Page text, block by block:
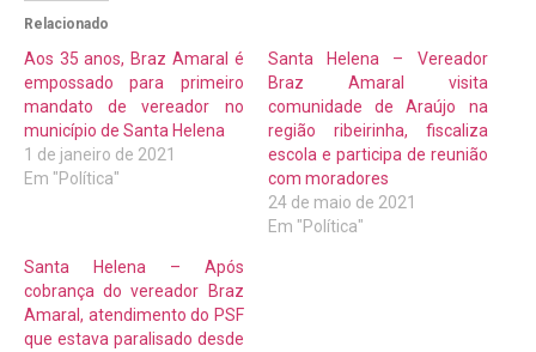
Relacionado
Aos 35 anos, Braz Amaral é
empossado para primeiro
mandato de vereador no
município de Santa Helena
1 de janeiro de 2021
Em "Política"
Santa Helena – Vereador
Braz Amaral visita
comunidade de Araújo na
região ribeirinha, fiscaliza
escola e participa de reunião
com moradores
24 de maio de 2021
Em "Política"
Santa Helena – Após
cobrança do vereador Braz
Amaral, atendimento do PSF
que estava paralisado desde